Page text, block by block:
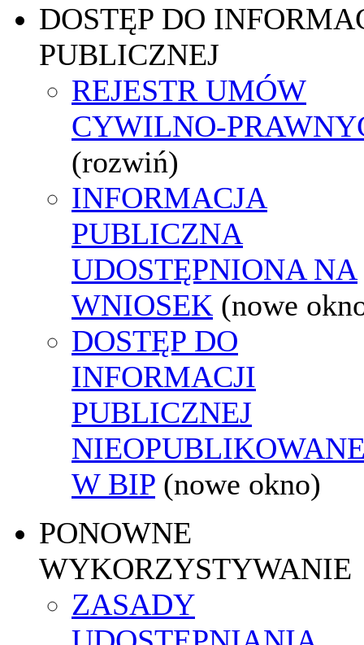
DOSTĘP DO
PUBLICZNEJ
REJESTR UMÓW
CYWILNO-
(rozwiń)
INFORMACJA
PUBLICZNA
UDOSTĘPNIONA NA
WNIOSEK (nowe
DOSTĘP DO
INFORMACJI
PUBLICZNEJ
W BIP (nowe okno)
PONOWNE
WYKORZYSTYWANIE
ZASADY